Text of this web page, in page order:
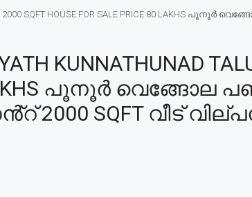
9 CENT 2000 SQFT HOUSE FOR SALE PRICE 80
KUNNATHUNAD
LAKHS പൂനൂർ
SQFT വീട്